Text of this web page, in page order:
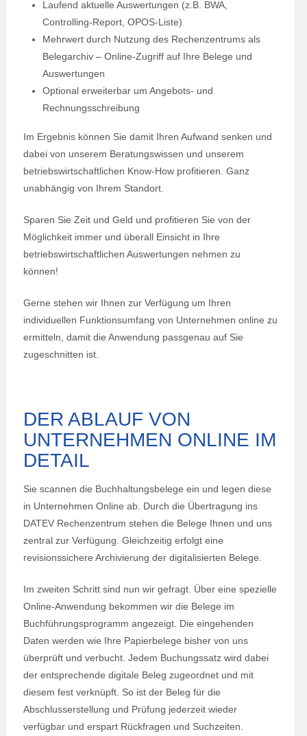
Laufend aktuelle Auswertungen (z.B. BWA,
Controlling-Report, OPOS-Liste)
Mehrwert durch Nutzung des Rechenzentrums als
Belegarchiv – Online-Zugriff auf Ihre Belege und
Auswertungen
Optional erweiterbar um Angebots- und
Rechnungsschreibung
Im Ergebnis können Sie damit Ihren Aufwand senken und
dabei von unserem Beratungswissen und unserem
betriebswirtschaftlichen Know-How profitieren. Ganz
unabhängig von Ihrem Standort.
Sparen Sie Zeit und Geld und profitieren Sie von der
Möglichkeit immer und überall Einsicht in Ihre
betriebswirtschaftlichen Auswertungen nehmen zu
können!
Gerne stehen wir Ihnen zur Verfügung um Ihren
individuellen Funktionsumfang von Unternehmen online zu
ermitteln, damit die Anwendung passgenau auf Sie
zugeschnitten ist.
DER ABLAUF VON
UNTERNEHMEN ONLINE IM
DETAIL
Sie scannen die Buchhaltungsbelege ein und legen diese
in Unternehmen Online ab. Durch die Übertragung ins
DATEV Rechenzentrum stehen die Belege Ihnen und uns
zentral zur Verfügung. Gleichzeitig erfolgt eine
revisionssichere Archivierung der digitalisierten Belege.
Im zweiten Schritt sind nun wir gefragt. Über eine spezielle
Online-Anwendung bekommen wir die Belege im
Buchführungsprogramm angezeigt. Die eingehenden
Daten werden wie Ihre Papierbelege bisher von uns
überprüft und verbucht. Jedem Buchungssatz wird dabei
der entsprechende digitale Beleg zugeordnet und mit
diesem fest verknüpft. So ist der Beleg für die
Abschlusserstellung und Prüfung jederzeit wieder
verfügbar und erspart Rückfragen und Suchzeiten.